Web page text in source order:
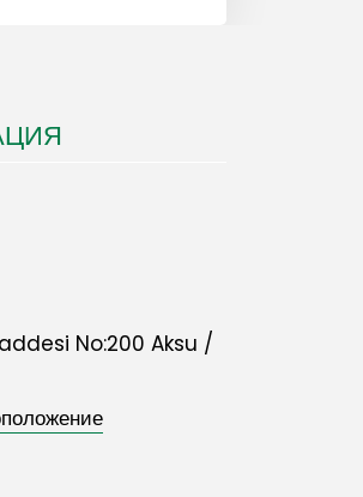
No:200 Aksu /